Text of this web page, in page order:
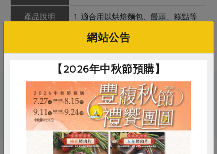
產品說明
1. 適合用以烘焙麵包、饅頭、糕點等
2. 1茶匙約可揉450公克麵粉
關鍵字
# 酵母粉
網站公告
【2026年中秋節預購】